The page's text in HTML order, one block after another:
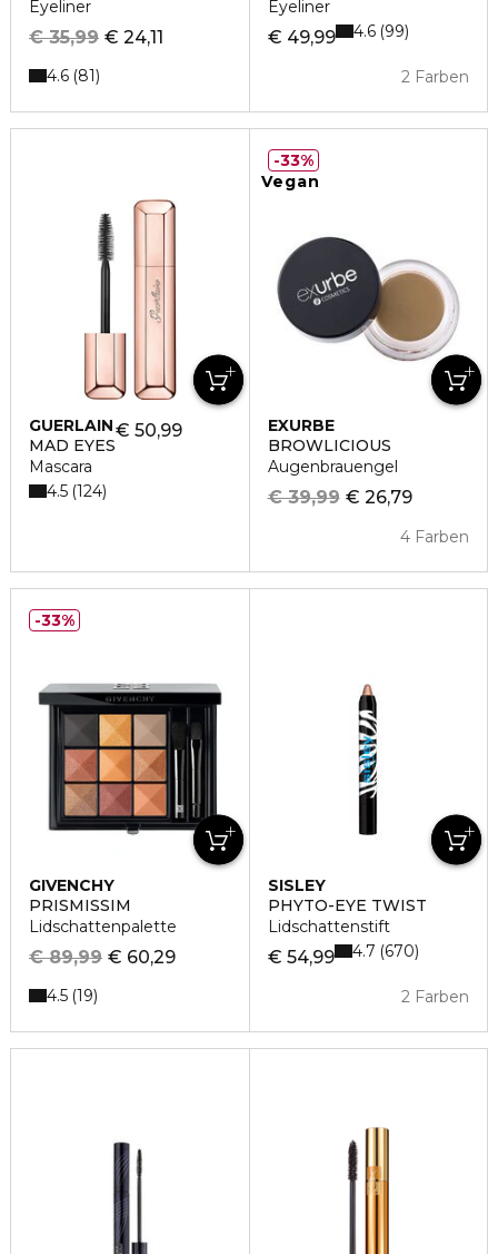
Eyeliner
€ 24,11
€ 35,99
4.6 81
Eyeliner
€ 49,99
2 Farben
4.6 99
GUERLAIN
MAD EYES
Mascara
€ 50,99
4.5 124
Vegan
EXURBE
BROWLICIOUS
Augenbrauengel
€ 26,79
€ 39,99
4 Farben
33%
GIVENCHY
PRISMISSIM
Lidschattenpalette
€ 60,29
€ 89,99
4.5 19
33%
SISLEY
PHYTO-EYE TWIST
Lidschattenstift
€ 54,99
2 Farben
4.7 670